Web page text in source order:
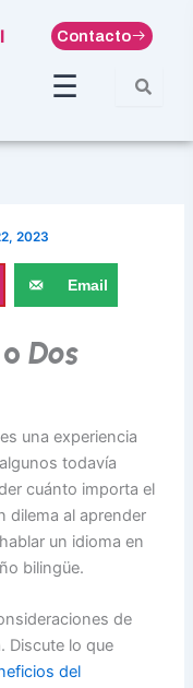
Contacto
☰
2023
Email
oDos
una experiencia
todavía
cuánto importa el
dilema al aprender
un idioma en
bilingüe.
de
Discute lo que
del